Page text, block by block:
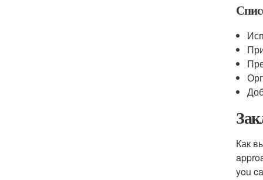
Как
you